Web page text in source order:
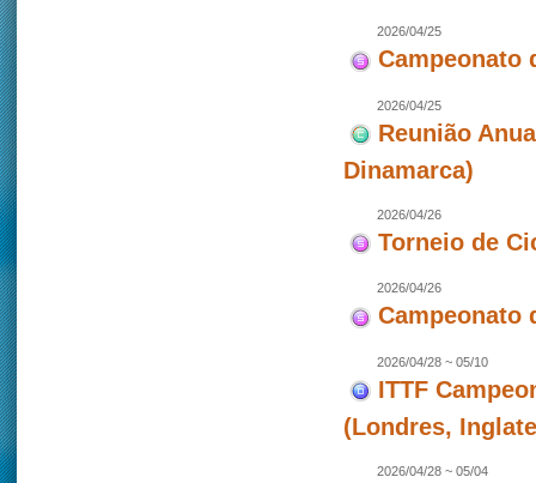
2026/04/25
Campeonato
2026/04/25
Reunião
Dinamarca)
2026/04/26
Torneio de
2026/04/26
Campeonato
2026/04/28 ~ 05/10
ITTF
(Londres,
2026/04/28 ~ 05/04